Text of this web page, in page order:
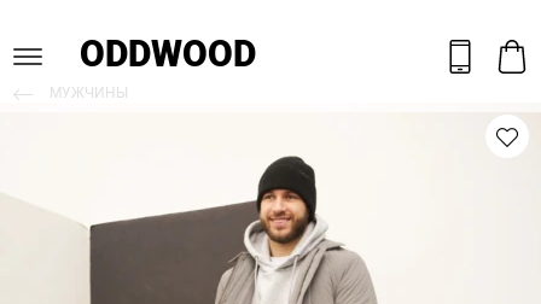
ODDWOOD
МУЖЧИНЫ